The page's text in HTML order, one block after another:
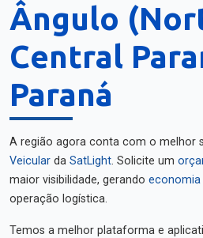
Ângulo
Central
Paraná
A região agora conta com o melhor
Veicular da SatLight. Solicite um
maior visibilidade, gerando economia
operação logística.
Temos a melhor plataforma e